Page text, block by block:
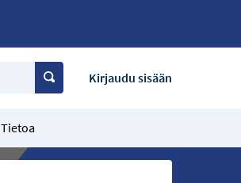
Kirjaudu sisään
Tietoa